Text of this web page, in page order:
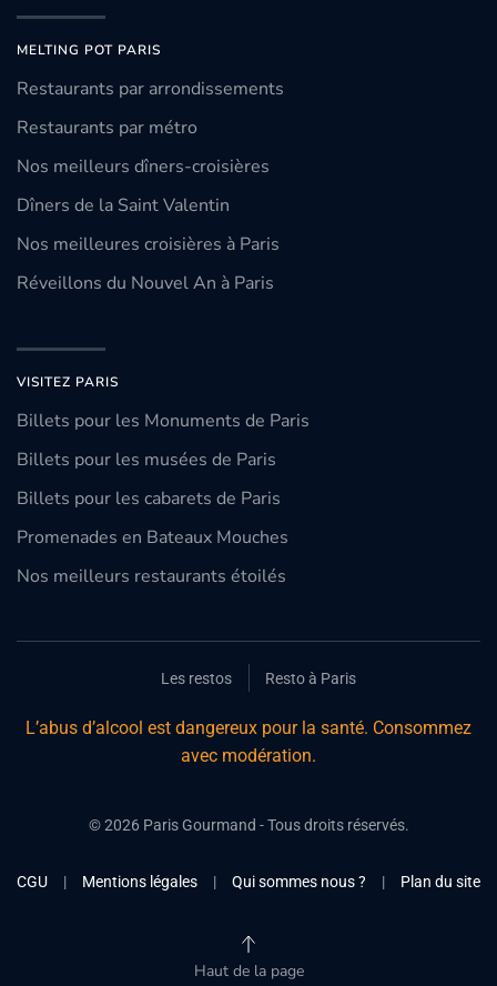
MELTING POT PARIS
Restaurants par arrondissements
Restaurants par métro
Nos meilleurs dîners-croisières
Dîners de la Saint Valentin
Nos meilleures croisières à Paris
Réveillons du Nouvel An à Paris
VISITEZ PARIS
Billets pour les Monuments de Paris
Billets pour les musées de Paris
Billets pour les cabarets de Paris
Promenades en Bateaux Mouches
Nos meilleurs restaurants étoilés
Les restos Resto à Paris
L’abus d’alcool est dangereux pour la santé. Consommez
avec modération.
©2026Paris Gourmand - Tous droits réservés.
CGU | Mentions légales | Qui sommes nous ? | Plan du site
Haut de la page